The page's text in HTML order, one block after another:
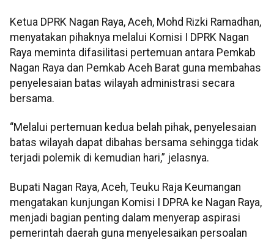
Ketua DPRK Nagan Raya, Aceh, Mohd Rizki Ramadhan,
menyatakan pihaknya melalui Komisi I DPRK Nagan
Raya meminta difasilitasi pertemuan antara Pemkab
Nagan Raya dan Pemkab Aceh Barat guna membahas
penyelesaian batas wilayah administrasi secara
bersama.
“Melalui pertemuan kedua belah pihak, penyelesaian
batas wilayah dapat dibahas bersama sehingga tidak
terjadi polemik di kemudian hari,” jelasnya.
Bupati Nagan Raya, Aceh, Teuku Raja Keumangan
mengatakan kunjungan Komisi I DPRA ke Nagan Raya,
menjadi bagian penting dalam menyerap aspirasi
pemerintah daerah guna menyelesaikan persoalan